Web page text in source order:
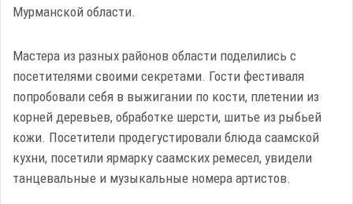
Мурманской области.
Мастера из разных районов области поделились с
посетителями своими секретами. Гости фестиваля
попробовали себя в выжигании по кости, плетении из
корней деревьев, обработке шерсти, шитье из рыбьей
кожи. Посетители продегустировали блюда саамской
кухни, посетили ярмарку саамских ремесел, увидели
танцевальные и музыкальные номера артистов.